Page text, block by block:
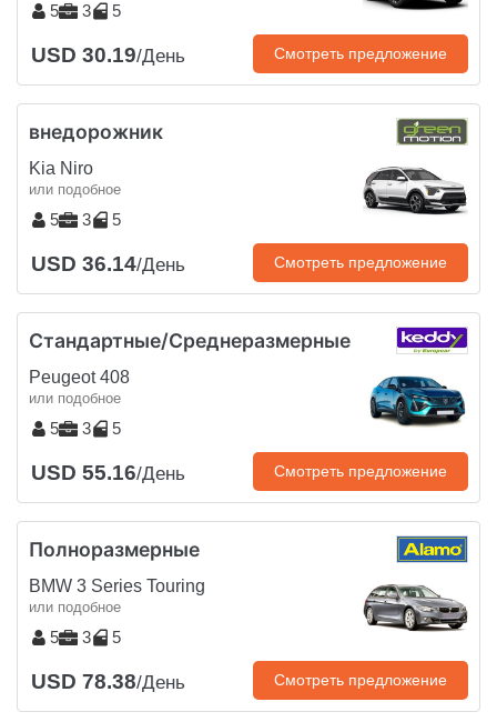
5 3 5
USD 30.19/День Смотреть предложение
внедорожник
Kia Niro
или подобное
5 3 5
USD 36.14/День Смотреть предложение
Стандартные/Среднеразмерные
Peugeot 408
или подобное
5 3 5
USD 55.16/День Смотреть предложение
Полноразмерные
BMW 3 Series Touring
или подобное
5 3 5
USD 78.38/День Смотреть предложение